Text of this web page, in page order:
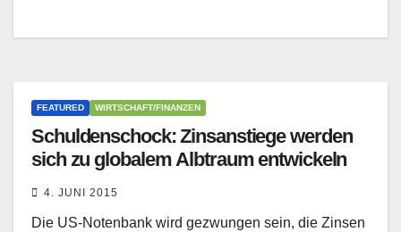
FEATURED WIRTSCHAFT/FINANZEN
Schuldenschock: Zinsanstiege werden
sich zu globalem Albtraum entwickeln
4. JUNI 2015
Die US-Notenbank wird gezwungen sein, die Zinsen